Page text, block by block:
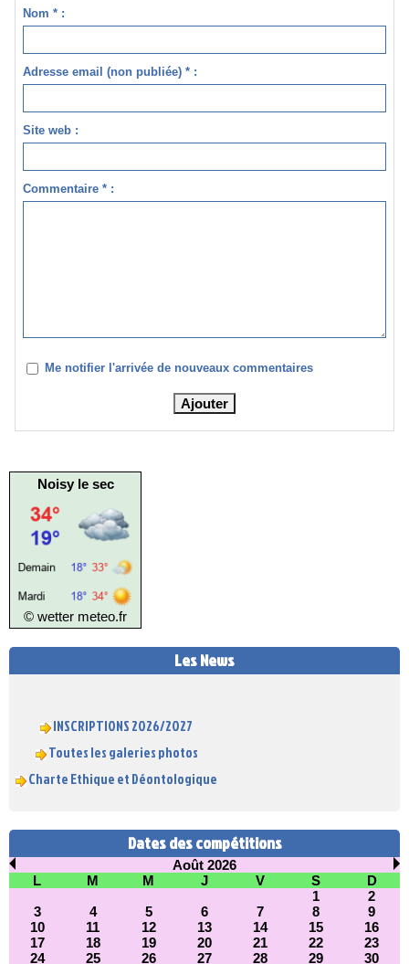
Nom * :
Adresse email (non publiée) * :
Site web :
Commentaire * :
Me notifier l'arrivée de nouveaux commentaires
Noisy le sec
© wetter meteo.fr
Les News
INSCRIPTIONS 2026/2027
Toutes les galeries photos
Charte Ethique et Déontologique
Dates des compétitions
Août 2026
L
M M J V S
D
1
2
3
4 5 6 7 8
9
10
11 12 13 14 15
16
17
18 19 20 21 22
23
24
25 26 27 28 29
30